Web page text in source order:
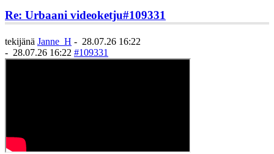
Re: Urbaani videoketju#109331
tekijänä Janne_H - 28.07.26 16:22
- 28.07.26 16:22 #109331